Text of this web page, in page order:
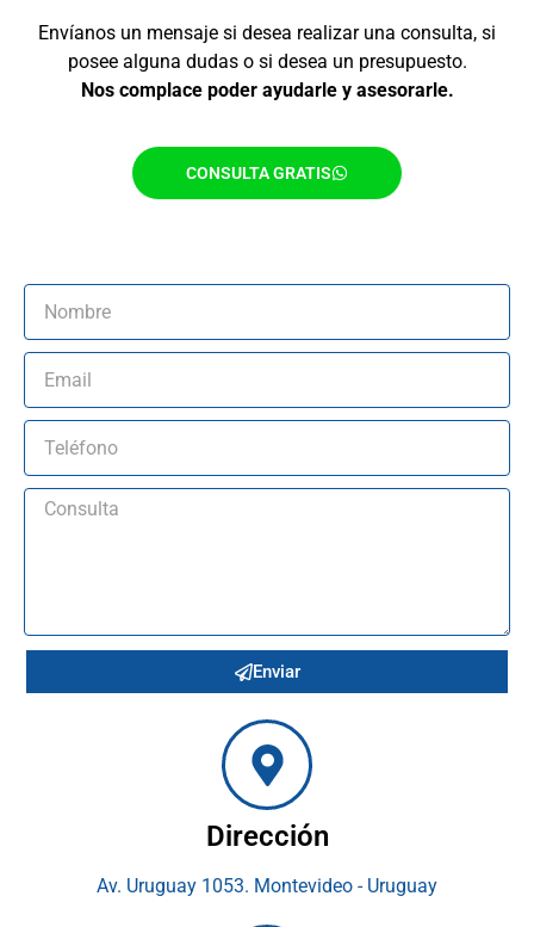
Envíanos un mensaje si desea realizar una consulta, si
posee alguna dudas o si desea un presupuesto.
Nos complace poder ayudarle y asesorarle.
CONSULTA GRATIS
Enviar
Dirección
Av. Uruguay 1053. Montevideo - Uruguay